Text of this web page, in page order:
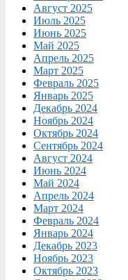
Август 2025
Июль 2025
Июнь 2025
Май 2025
Апрель 2025
Март 2025
Февраль 2025
Январь 2025
Декабрь 2024
Ноябрь 2024
Октябрь 2024
Сентябрь 2024
Август 2024
Июнь 2024
Май 2024
Апрель 2024
Март 2024
Февраль 2024
Январь 2024
Декабрь 2023
Ноябрь 2023
Октябрь 2023